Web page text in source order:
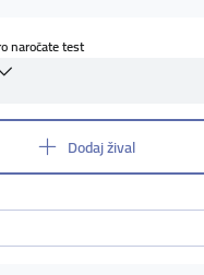
naročate test
Dodaj žival